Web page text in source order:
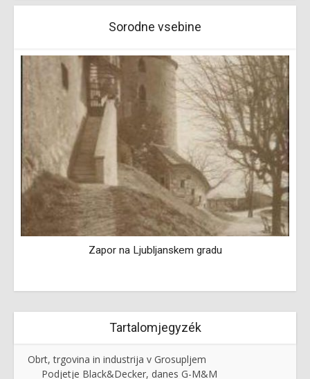
Sorodne vsebine
Foto Vilar Logatec
Tartalomjegyzék
Obrt, trgovina in industrija v Grosupljem
Podjetje Black&Decker, danes G-M&M